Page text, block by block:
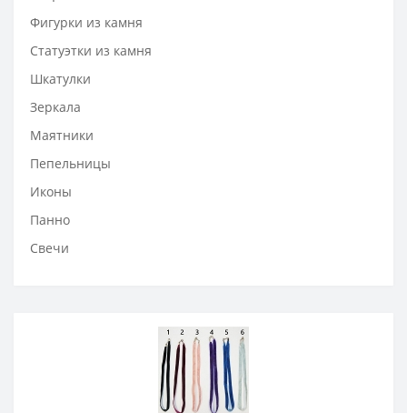
Фигурки из камня
Статуэтки из камня
Шкатулки
Зеркала
Маятники
Пепельницы
Иконы
Панно
Свечи